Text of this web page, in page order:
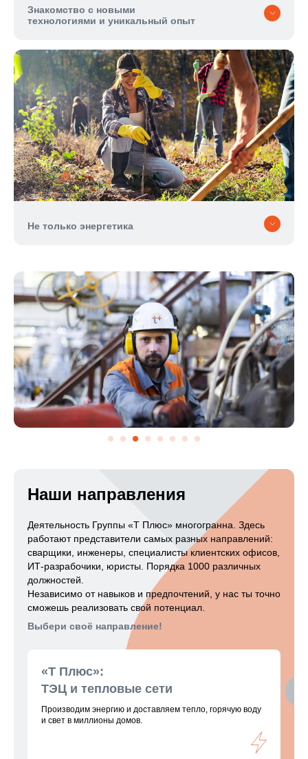
Знакомство с новыми
технологиями и уникальный опыт
Не только энергетика
Наши направления
Деятельность Группы «Т Плюс» многогранна. Здесь
работают представители самых разных направлений:
сварщики, инженеры, специалисты клиентских офисов,
ИТ-разрабочики , юристы. Порядка 1000 различных
должностей.
Независимо от навыков и предпочтений, у нас ты точно
сможешь реализовать свой потенциал.
Выбери своё направление!
«Т Плюс»:
ТЭЦ и тепловые сети
Производим энергию и доставляем тепло, горячую воду
и свет в миллионы домов.